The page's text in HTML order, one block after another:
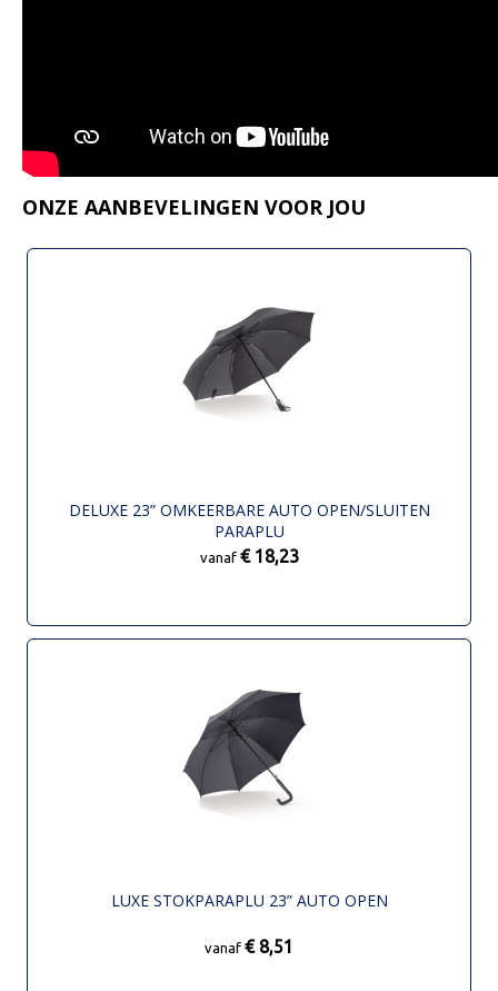
ONZE AANBEVELINGEN VOOR JOU
DELUXE 23” OMKEERBARE AUTO OPEN/SLUITEN
PARAPLU
vanaf € 18,23
LUXE STOKPARAPLU 23” AUTO OPEN
vanaf € 8,51